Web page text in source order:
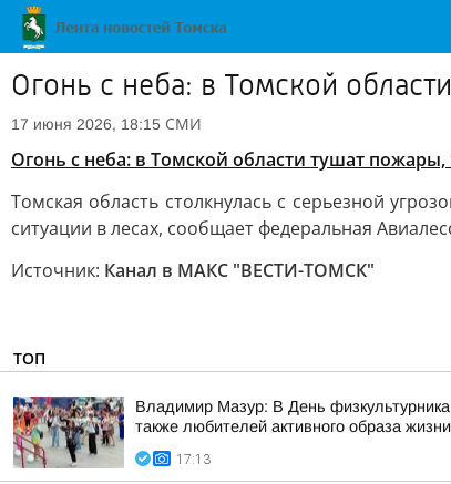
Огонь с неба: в Томской
17 июня 2026, 18:15 СМИ
Огонь с неба: в Томской области тушат
Томская область столкнулась с серьезной
ситуации в лесах, сообщает федеральная
Источник: Канал в МАКС "ВЕСТИ-ТОМСК"
ТОП
Владимир Мазур: В День
также любителей активного образа
17:13